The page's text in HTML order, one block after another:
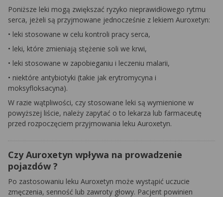
Poniższe leki mogą zwiększać ryzyko nieprawidłowego rytmu
serca, jeżeli są przyjmowane jednocześnie z lekiem Auroxetyn:
• leki stosowane w celu kontroli pracy serca,
• leki, które zmieniają stężenie soli we krwi,
• leki stosowane w zapobieganiu i leczeniu malarii,
• niektóre antybiotyki (takie jak erytromycyna i
moksyfloksacyna).
W razie wątpliwości, czy stosowane leki są wymienione w
powyższej liście, należy zapytać o to lekarza lub farmaceutę
przed rozpoczęciem przyjmowania leku Auroxetyn.
Czy Auroxetyn wpływa na prowadzenie
pojazdów ?
Po zastosowaniu leku Auroxetyn może wystąpić uczucie
zmęczenia, senność lub zawroty głowy. Pacjent powinien